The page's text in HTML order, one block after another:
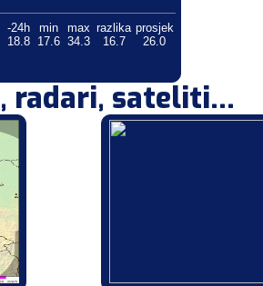
-24h
18.8
min
17.6
max
34.3
razlika
16.7
prosjek
26.0
radari, sateliti...